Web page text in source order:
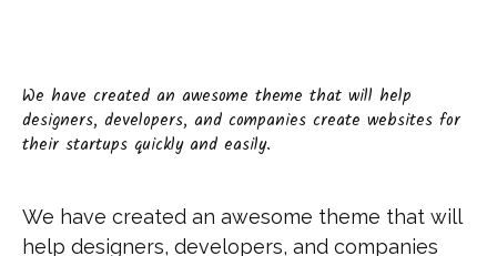
We have created an awesome theme that will help
designers, developers, and companies create websites for
their startups quickly and easily.
We have created an awesome theme that will
help designers, developers, and companies